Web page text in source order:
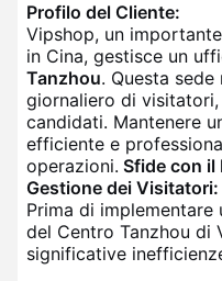
Profilo del Cliente:
Vipshop, un
in Cina, gestisce un
Tanzhou. Questa
giornaliero di
candidati. Mantenere
efficiente e
operazioni. Sfide con il
Gestione dei Visitatori:
Prima di
del Centro Tanzhou di
significative